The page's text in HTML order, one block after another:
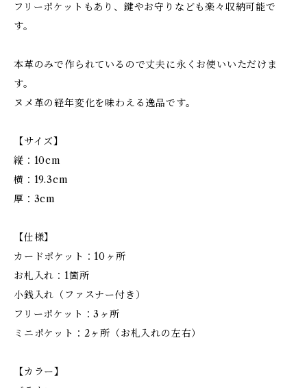
フリーポケットもあり、鍵やお守りなども楽々収納可能で
す。
本革のみで作られているので丈夫に永くお使いいただけま
す。
ヌメ革の経年変化を味わえる逸品です。
【サイズ】
縦：10cm
横：19.3cm
厚：3cm
【仕様】
カードポケット：10ヶ所
お札入れ：1箇所
小銭入れ（ファスナー付き）
フリーポケット：3ヶ所
ミニポケット：2ヶ所（お札入れの左右）
【カラー】